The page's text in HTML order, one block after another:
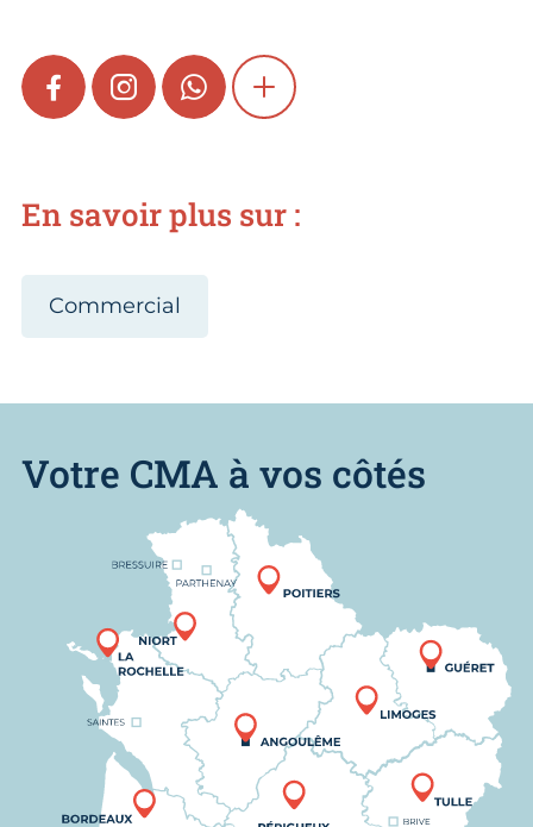
FACEBOOKINSTAGRAMWHATSAPPSHOW MORE
En savoir plus sur :
Commercial
Votre CMA à vos côtés